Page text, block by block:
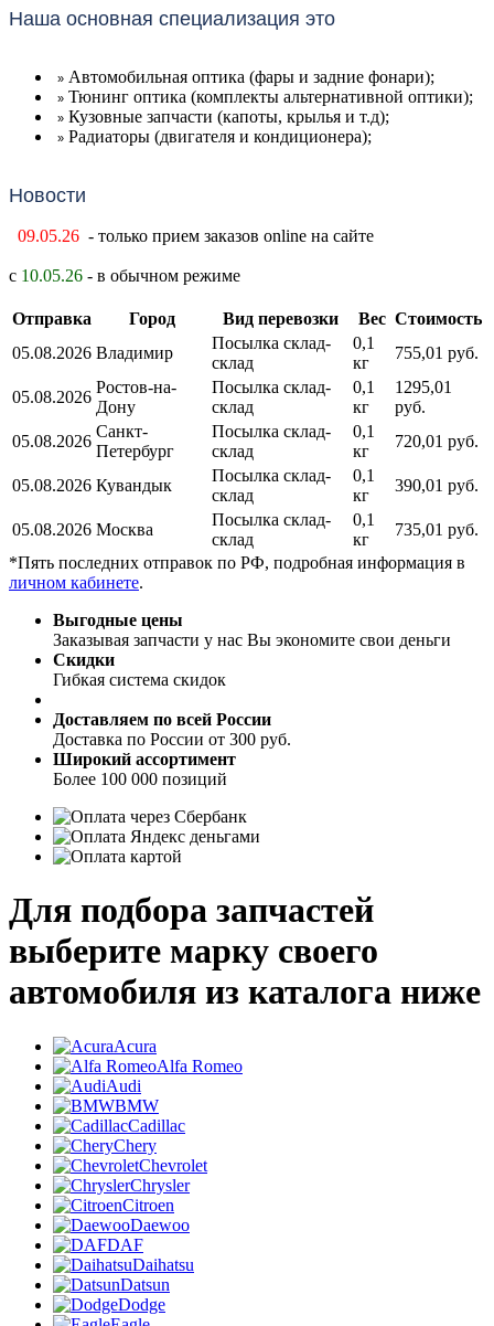
Наша основная специализация это
» Автомобильная оптика (фары и задние фонари);
» Тюнинг оптика (комплекты альтернативной оптики);
» Кузовные запчасти (капоты, крылья и т.д);
» Радиаторы (двигателя и кондиционера);
Новости
09.05.26 - только прием заказов online на сайте
с 10.05.26 - в обычном режиме
Отправка Город Вид перевозки Вес Стоимость
05.08.2026 Владимир
Посылка склад-
склад
0,1
кг
755,01 руб.
05.08.2026
Ростов-на-
Дону
Посылка склад-
склад
0,1
кг
1295,01
руб.
05.08.2026
Санкт-
Петербург
Посылка склад-
склад
0,1
кг
720,01 руб.
05.08.2026 Кувандык
Посылка склад-
склад
0,1
кг
390,01 руб.
05.08.2026 Москва
Посылка склад-
склад
0,1
кг
735,01 руб.
*Пять последних отправок по РФ, подробная информация в
личном кабинете.
Выгодные цены
Заказывая запчасти у нас Вы экономите свои деньги
Скидки
Гибкая система скидок
Доставляем по всей России
Доставка по России от 300 руб.
Широкий ассортимент
Более 100 000 позиций
Для подбора запчастей
выберите марку своего
автомобиля из каталога ниже
Acura
Alfa Romeo
Audi
BMW
Cadillac
Chery
Chevrolet
Chrysler
Citroen
Daewoo
DAF
Daihatsu
Datsun
Dodge